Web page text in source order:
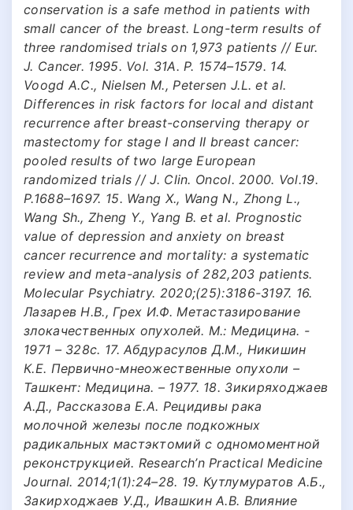
conservation is a safe method in patients with
small cancer of the breast. Long-term results of
three randomised trials on 1,973 patients // Eur.
J. Cancer. 1995. Vol. 31A. P. 1574–1579. 14.
Voogd A.C., Nielsen M., Petersen J.L. et al.
Differences in risk factors for local and distant
recurrence after breast-conserving therapy or
mastectomy for stage I and II breast cancer:
pooled results of two large European
randomized trials // J. Clin. Oncol. 2000. Vol.19.
P.1688–1697. 15. Wang X., Wang N., Zhong L.,
Wang Sh., Zheng Y., Yang B. et al. Prognostic
value of depression and anxiety on breast
cancer recurrence and mortality: a systematic
review and meta-analysis of 282,203 patients.
Molecular Psychiatry. 2020;(25):3186-3197. 16.
Лазарев Н.В., Грех И.Ф. Метастазирование
злокачественных опухолей. М.: Медицина. -
1971 – 328с. 17. Абдурасулов Д.М., Никишин
К.Е. Первично-мнеожественные опухоли –
Ташкент: Медицина. – 1977. 18. Зикиряходжаев
А.Д., Рассказова Е.А. Рецидивы рака
молочной железы после подкожных
радикальных мастэктомий с одномоментной
реконструкцией. Research’n Practical Medicine
Journal. 2014;1(1):24–28. 19. Кутлумуратов А.Б.,
Закирходжаев У.Д., Ивашкин А.В. Влияние